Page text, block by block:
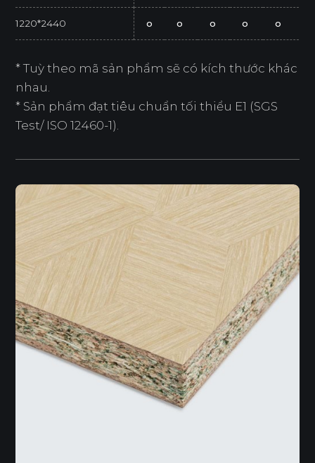
1220*2440 o o o o o
* Tuỳ theo mã sản phẩm sẽ có kích thước khác
nhau.
* Sản phẩm đạt tiêu chuẩn tối thiểu E1 (SGS
Test/ ISO 12460-1).